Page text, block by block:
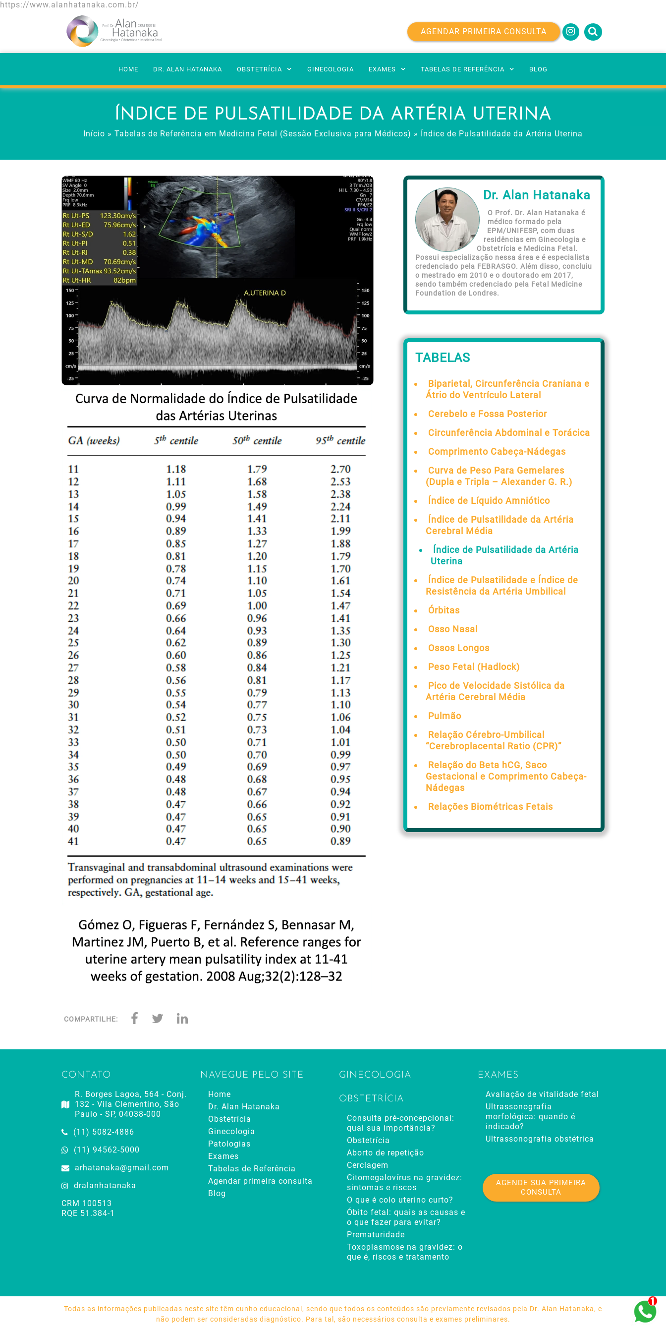
https://www.alanhatanaka.com.br/
AGENDAR PRIMEIRA CONSULTA
HOME DR. ALAN HATANAKA OBSTETRÍCIA GINECOLOGIA EXAMES TABELAS DE REFERÊNCIA BLOG
ÍNDICE DE PULSATILIDADE DA ARTÉRIA UTERINA
Início » Tabelas de Referência em Medicina Fetal (Sessão Exclusiva para Médicos) » Índice de Pulsatilidade da Artéria Uterina
COMPARTILHE:
Dr. Alan Hatanaka
O Prof. Dr. Alan Hatanaka é
médico formado pela
EPM/UNIFESP, com duas
residências em Ginecologia e
Obstetrícia e Medicina Fetal.
Possui especialização nessa área e é especialista
credenciado pela FEBRASGO. Além disso, concluiu
o mestrado em 2010 e o doutorado em 2017,
sendo também credenciado pela Fetal Medicine
Foundation de Londres.
TABELAS
Biparietal, Circunferência Craniana e
Átrio do Ventrículo Lateral
Cerebelo e Fossa Posterior
Circunferência Abdominal e Torácica
Comprimento Cabeça-Nádegas
Curva de Peso Para Gemelares
(Dupla e Tripla – Alexander G. R.)
Índice de Líquido Amniótico
Índice de Pulsatilidade da Artéria
Cerebral Média
Índice de Pulsatilidade da Artéria
Uterina
Índice de Pulsatilidade e Índice de
Resistência da Artéria Umbilical
Órbitas
Osso Nasal
Ossos Longos
Peso Fetal (Hadlock)
Pico de Velocidade Sistólica da
Artéria Cerebral Média
Pulmão
Relação Cérebro-Umbilical
“Cerebroplacental Ratio (CPR)”
Relação do Beta hCG, Saco
Gestacional e Comprimento Cabeça-
Nádegas
Relações Biométricas Fetais
CONTATO
R. Borges Lagoa, 564 - Conj.
132 - Vila Clementino, São
Paulo - SP, 04038-000
(11) 5082-4886
(11) 94562-5000
arhatanaka@gmail.com
dralanhatanaka
CRM 100513
RQE 51.384-1
NAVEGUE PELO SITE
Home
Dr. Alan Hatanaka
Obstetrícia
Ginecologia
Patologias
Exames
Tabelas de Referência
Agendar primeira consulta
Blog
GINECOLOGIA
OBSTETRÍCIA
Consulta pré-concepcional:
qual sua importância?
Obstetrícia
Aborto de repetição
Cerclagem
Citomegalovírus na gravidez:
sintomas e riscos
O que é colo uterino curto?
Óbito fetal: quais as causas e
o que fazer para evitar?
Prematuridade
Toxoplasmose na gravidez: o
que é, riscos e tratamento
EXAMES
Avaliação de vitalidade fetal
Ultrassonografia
morfológica: quando é
indicado?
Ultrassonografia obstétrica
AGENDE SUA PRIMEIRA
CONSULTA
Todas as informações publicadas neste site têm cunho educacional, sendo que todos os conteúdos são previamente revisados pela Dr. Alan Hatanaka, e
não podem ser consideradas diagnóstico. Para tal, são necessários consulta e exames preliminares.